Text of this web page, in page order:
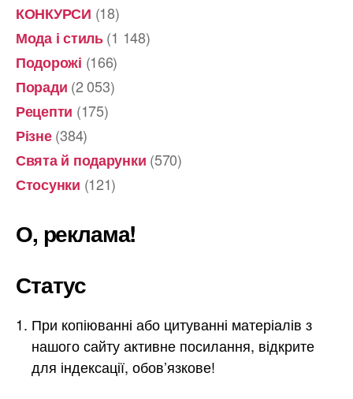
КОНКУРСИ (18)
Мода і стиль(1 148)
Подорожі (166)
Поради (2 053)
Рецепти (175)
Різне(384)
Свята й подарунки (570)
Стосунки (121)
О, реклама!
Статус
При копіюванні або цитуванні матеріалів з
нашого сайту активне посилання, відкрите
для індексації, обов’язкове!